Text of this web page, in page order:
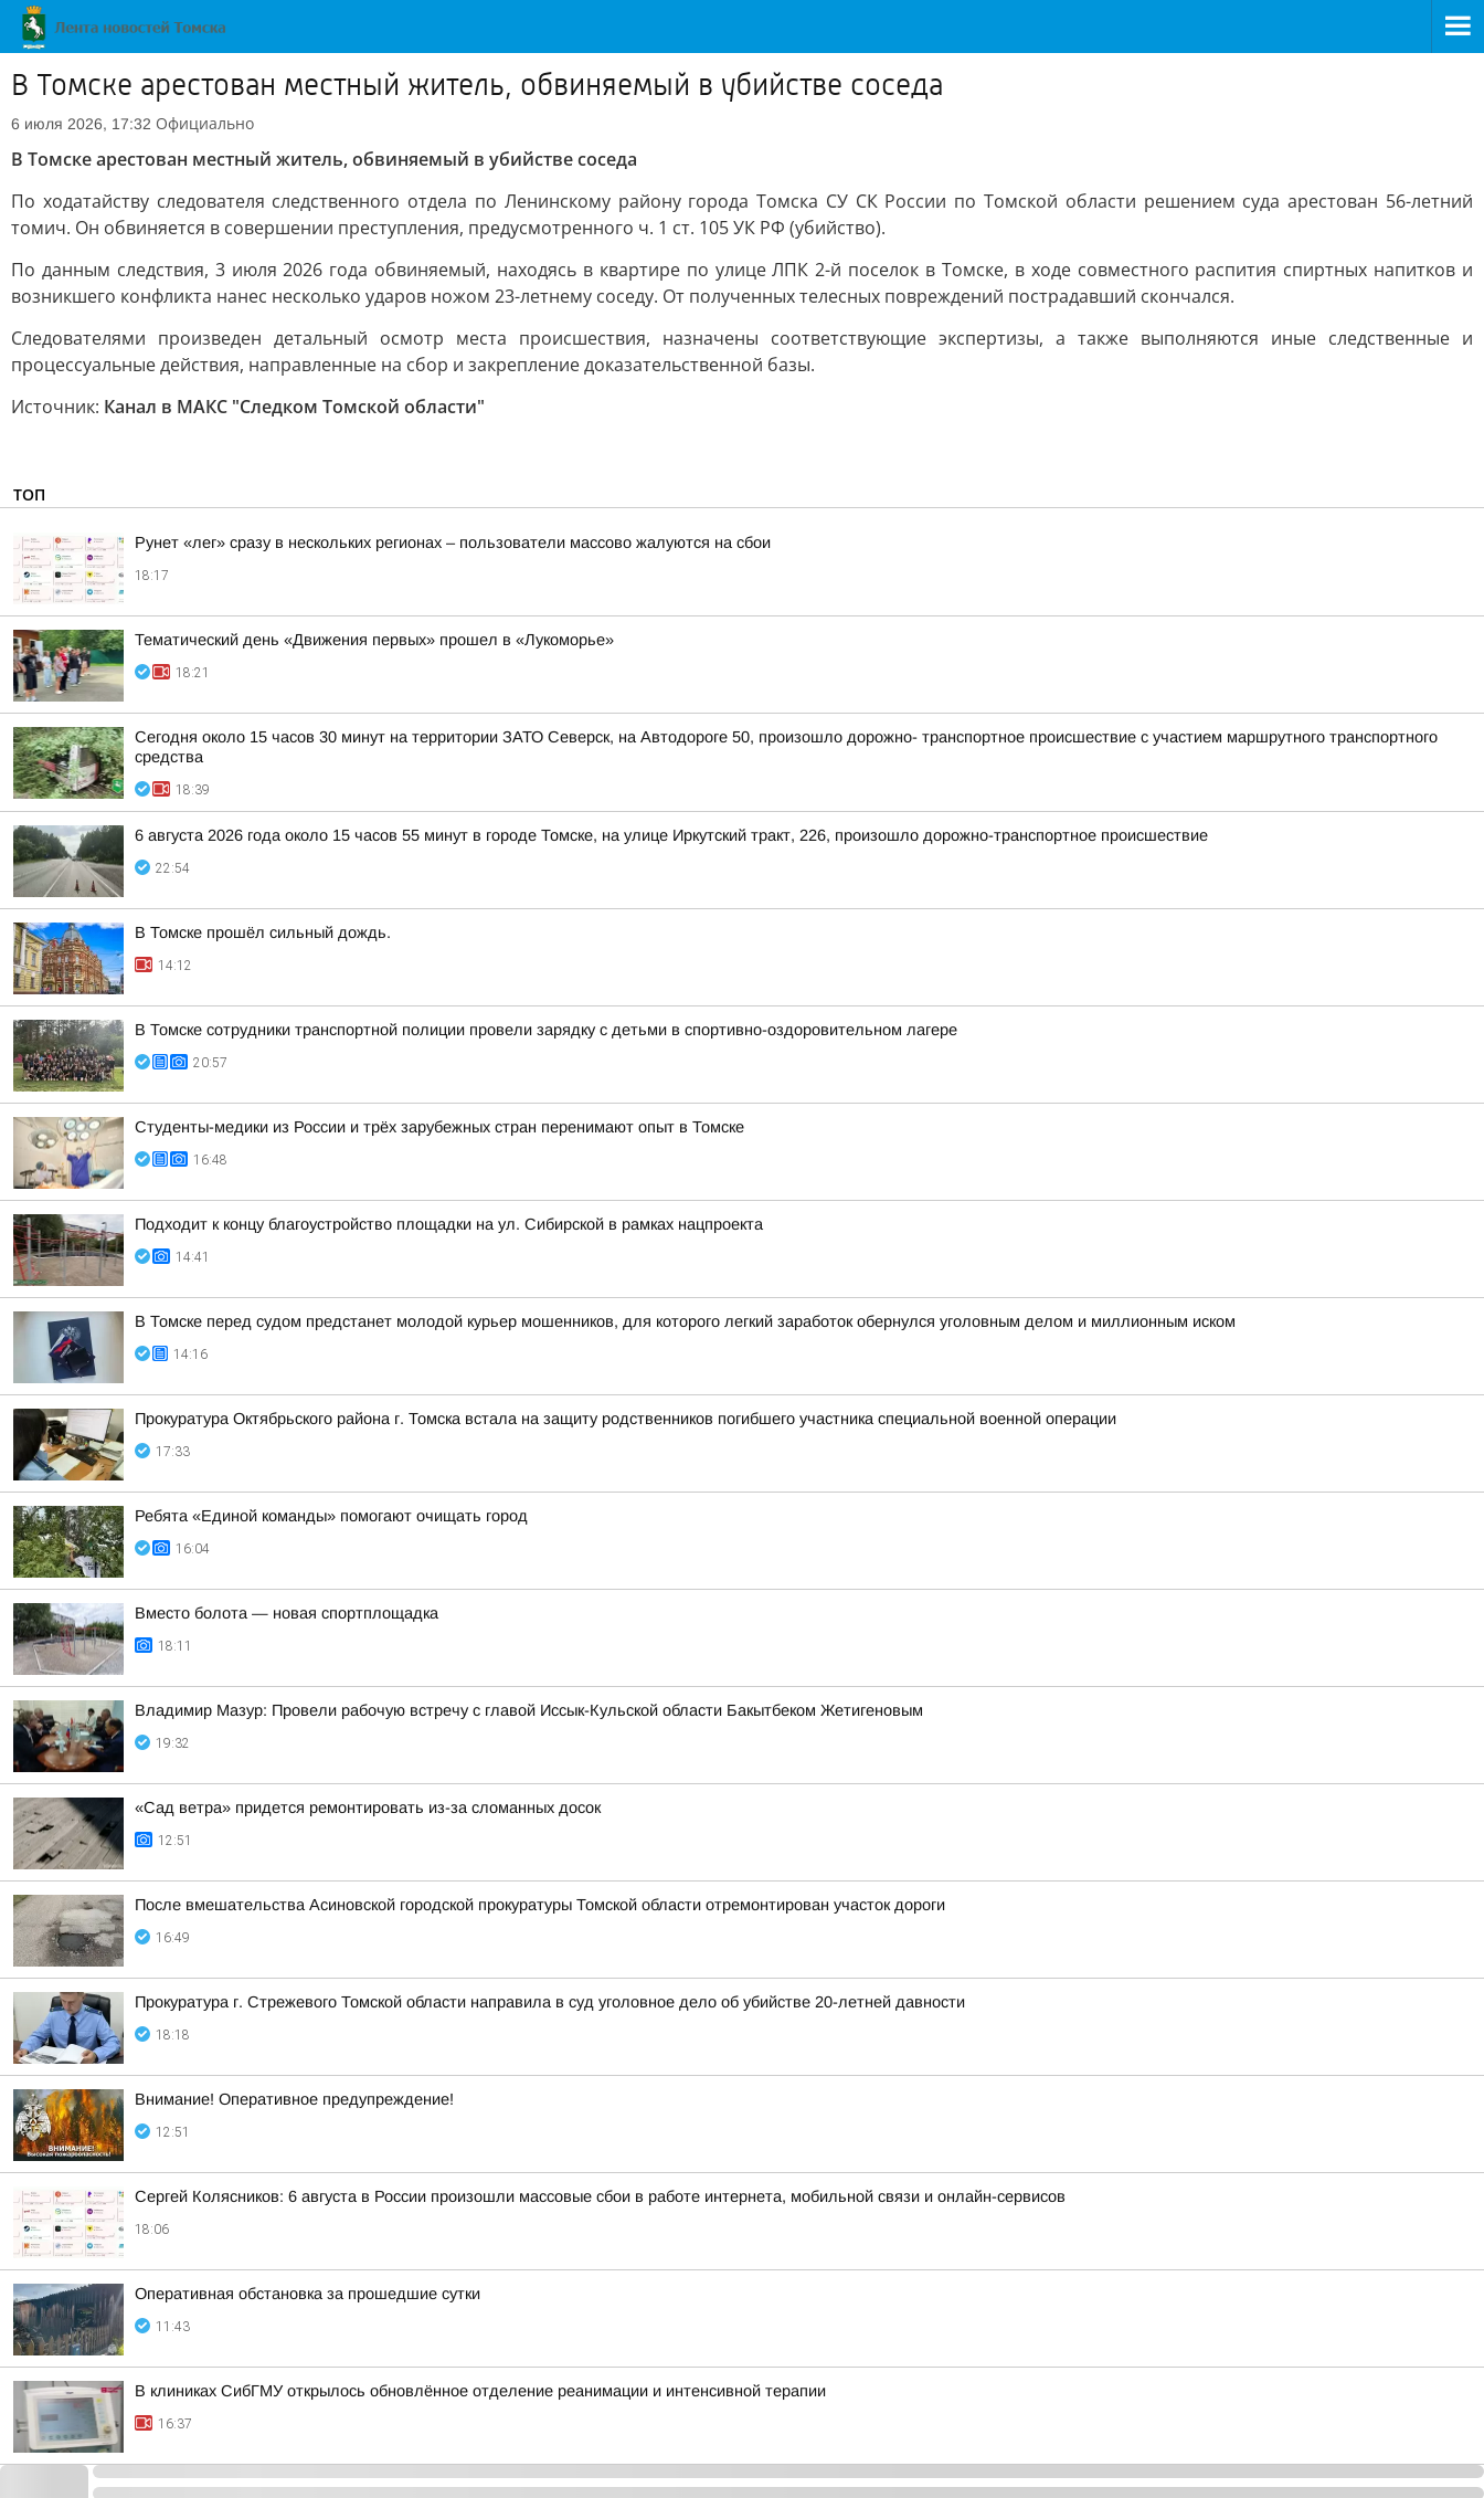
В Томске арестован местный житель, обвиняемый в убийстве соседа
6 июля 2026, 17:32 Официально
В Томске арестован местный житель, обвиняемый в убийстве соседа
По ходатайству следователя следственного отдела по Ленинскому району города Томска СУ СК России по Томской области решением суда арестован 56-летний
томич. Он обвиняется в совершении преступления, предусмотренного ч. 1 ст. 105 УК РФ (убийство).
По данным следствия, 3 июля 2026 года обвиняемый, находясь в квартире по улице ЛПК 2-й поселок в Томске, в ходе совместного распития спиртных напитков и
возникшего конфликта нанес несколько ударов ножом 23-летнему соседу. От полученных телесных повреждений пострадавший скончался.
Следователями произведен детальный осмотр места происшествия, назначены соответствующие экспертизы, а также выполняются иные следственные и
процессуальные действия, направленные на сбор и закрепление доказательственной базы.
Источник: Канал в МАКС "Следком Томской области"
ТОП
Рунет «лег» сразу в нескольких регионах – пользователи массово жалуются на сбои
18:17
Тематический день «Движения первых» прошел в «Лукоморье»
18:21
Сегодня около 15 часов 30 минут на территории ЗАТО Северск, на Автодороге 50, произошло дорожно- транспортное происшествие с участием маршрутного транспортного
средства
18:39
6 августа 2026 года около 15 часов 55 минут в городе Томске, на улице Иркутский тракт, 226, произошло дорожно-транспортное происшествие
22:54
В Томске прошёл сильный дождь.
14:12
В Томске сотрудники транспортной полиции провели зарядку с детьми в спортивно-оздоровительном лагере
20:57
Студенты-медики из России и трёх зарубежных стран перенимают опыт в Томске
16:48
Подходит к концу благоустройство площадки на ул. Сибирской в рамках нацпроекта
14:41
В Томске перед судом предстанет молодой курьер мошенников, для которого легкий заработок обернулся уголовным делом и миллионным иском
14:16
Прокуратура Октябрьского района г. Томска встала на защиту родственников погибшего участника специальной военной операции
17:33
Ребята «Единой команды» помогают очищать город
16:04
Вместо болота — новая спортплощадка
18:11
Владимир Мазур: Провели рабочую встречу с главой Иссык-Кульской области Бакытбеком Жетигеновым
19:32
«Сад ветра» придется ремонтировать из-за сломанных досок
12:51
После вмешательства Асиновской городской прокуратуры Томской области отремонтирован участок дороги
16:49
Прокуратура г. Стрежевого Томской области направила в суд уголовное дело об убийстве 20-летней давности
18:18
Внимание! Оперативное предупреждение!
12:51
Сергей Колясников: 6 августа в России произошли массовые сбои в работе интернета, мобильной связи и онлайн-сервисов
18:06
Оперативная обстановка за прошедшие сутки
11:43
В клиниках СибГМУ открылось обновлённое отделение реанимации и интенсивной терапии
16:37